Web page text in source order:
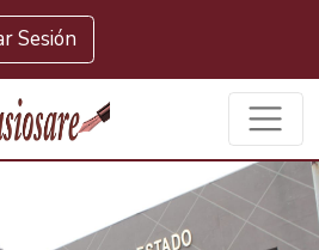
de noticias
Sesión